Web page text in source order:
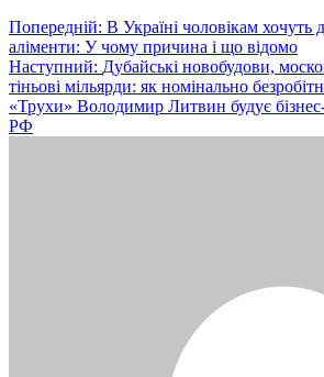
Навігація
записів
Попередній: В Україні чоловікам хочуть
аліменти: У чому причина і що відомо
Наступний: Дубайські новобудови,
тіньові мільярди: як номінально
«Трухи» Володимир Литвин будує
РФ